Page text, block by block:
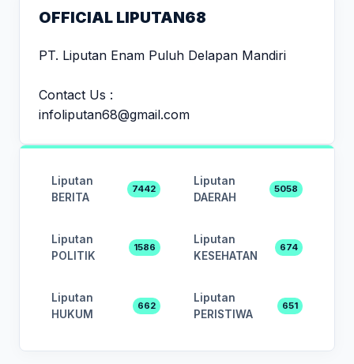
OFFICIAL LIPUTAN68
PT. Liputan Enam Puluh Delapan Mandiri
Contact Us :
infoliputan68@gmail.com
Liputan
BERITA
7442
Liputan
DAERAH
5058
Liputan
POLITIK
1586
Liputan
KESEHATAN
674
Liputan
HUKUM
662
Liputan
PERISTIWA
651